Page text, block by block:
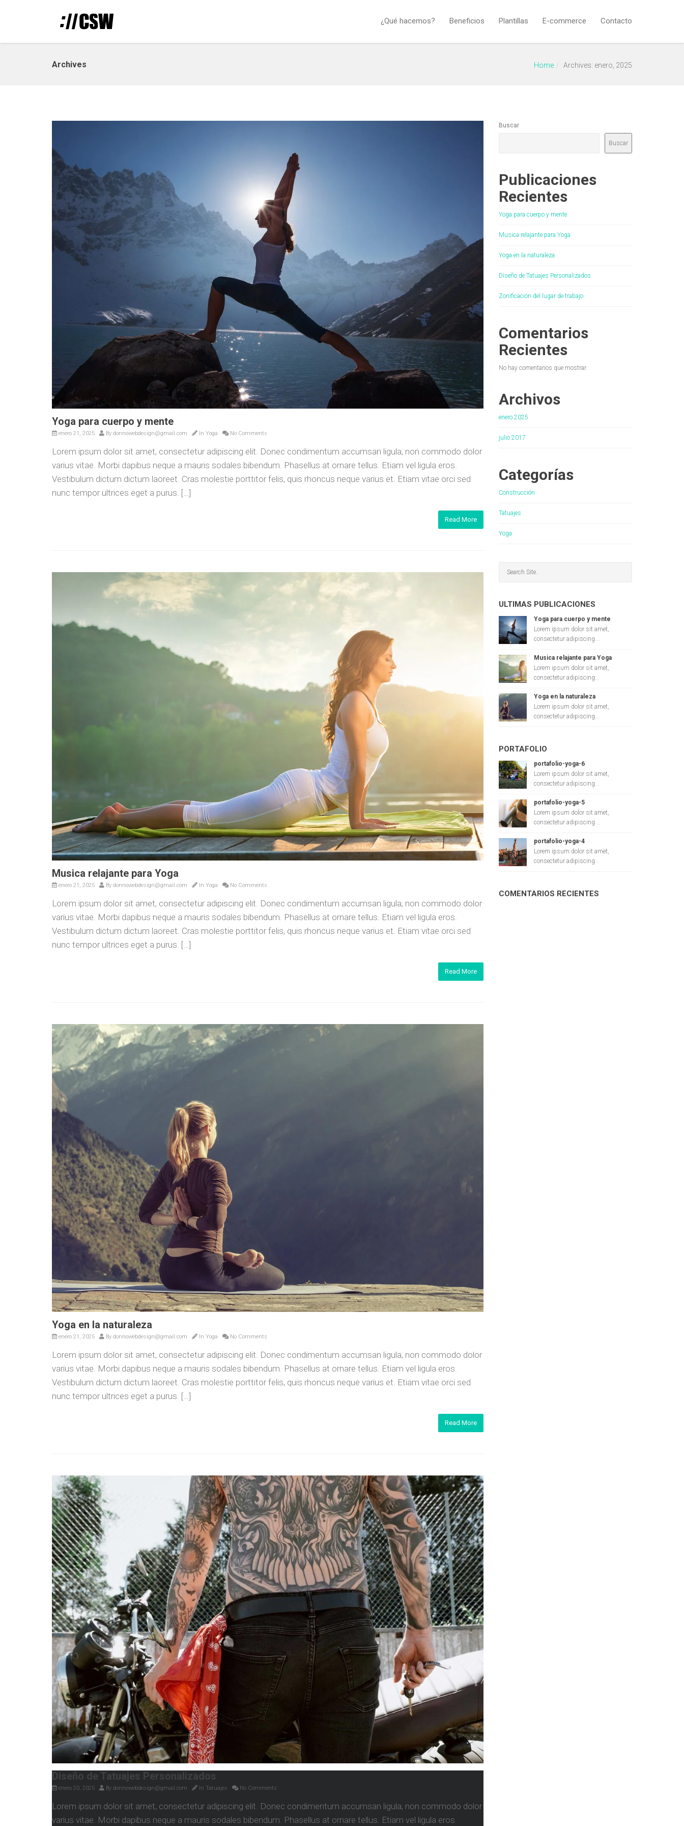
¿Qué hacemos? Beneficios Plantillas E-commerce Contacto
Archives Home Archives: enero, 2025
Yoga para cuerpo y mente
enero 21, 2025 By donnowebdesign@gmail.com In Yoga No Comments
Lorem ipsum dolor sit amet, consectetur adipiscing elit. Donec condimentum accumsan ligula, non commodo dolor
varius vitae. Morbi dapibus neque a mauris sodales bibendum. Phasellus at ornare tellus. Etiam vel ligula eros.
Vestibulum dictum dictum laoreet. Cras molestie porttitor felis, quis rhoncus neque varius et. Etiam vitae orci sed
nunc tempor ultrices eget a purus. […]
Read More
Musica relajante para Yoga
enero 21, 2025 By donnowebdesign@gmail.com In Yoga No Comments
Lorem ipsum dolor sit amet, consectetur adipiscing elit. Donec condimentum accumsan ligula, non commodo dolor
varius vitae. Morbi dapibus neque a mauris sodales bibendum. Phasellus at ornare tellus. Etiam vel ligula eros.
Vestibulum dictum dictum laoreet. Cras molestie porttitor felis, quis rhoncus neque varius et. Etiam vitae orci sed
nunc tempor ultrices eget a purus. […]
Read More
Yoga en la naturaleza
enero 21, 2025 By donnowebdesign@gmail.com In Yoga No Comments
Lorem ipsum dolor sit amet, consectetur adipiscing elit. Donec condimentum accumsan ligula, non commodo dolor
varius vitae. Morbi dapibus neque a mauris sodales bibendum. Phasellus at ornare tellus. Etiam vel ligula eros.
Vestibulum dictum dictum laoreet. Cras molestie porttitor felis, quis rhoncus neque varius et. Etiam vitae orci sed
nunc tempor ultrices eget a purus. […]
Read More
Diseño de Tatuajes Personalizados
enero 20, 2025 By donnowebdesign@gmail.com In Tatuajes No Comments
Lorem ipsum dolor sit amet, consectetur adipiscing elit. Donec condimentum accumsan ligula, non commodo dolor
varius vitae. Morbi dapibus neque a mauris sodales bibendum. Phasellus at ornare tellus. Etiam vel ligula eros.
Buscar
Buscar
Publicaciones
Recientes
Yoga para cuerpo y mente
Musica relajante para Yoga
Yoga en la naturaleza
Diseño de Tatuajes Personalizados
Zonificación del lugar de trabajo
Comentarios
Recientes
No hay comentarios que mostrar.
Archivos
enero 2025
julio 2017
Categorías
Construcción
Tatuajes
Yoga
ULTIMAS PUBLICACIONES
Yoga para cuerpo y mente
Lorem ipsum dolor sit amet,
consectetur adipiscing...
Musica relajante para Yoga
Lorem ipsum dolor sit amet,
consectetur adipiscing...
Yoga en la naturaleza
Lorem ipsum dolor sit amet,
consectetur adipiscing...
PORTAFOLIO
portafolio-yoga-6
Lorem ipsum dolor sit amet,
consectetur adipiscing...
portafolio-yoga-5
Lorem ipsum dolor sit amet,
consectetur adipiscing...
portafolio-yoga-4
Lorem ipsum dolor sit amet,
consectetur adipiscing...
COMENTARIOS RECIENTES